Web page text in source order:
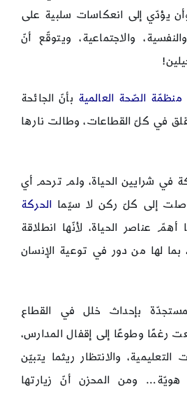
وأن يؤدّي إلى انعكاسات سلبية على
والاجتماعية، ويتوقّع أنّ
منظمّة الصّحة العالمية بأنّ الجائحة
في كلّ القطاعات، وطالت نارها
في شرايين الحياة، ولم ترحم أي
إلى كلّ ركن لا سيّما الحركة
أهمّ عناصر الحياة، لأنّها انطلاقة
بما لها من دور في توعية الإنسان
بإحداث خلل في القطاع
رغمًا وطوعًا إلى إقفال المدارس،
والانتظار ريثما يتبيّن
هويّة… ومن المحزن أنّ زيارتها